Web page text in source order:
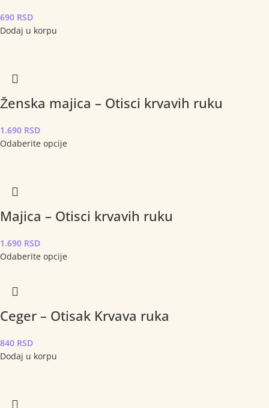
690 RSD
Dodaj u korpu
Ženska majica – Otisci krvavih ruku
1.690 RSD
Odaberite opcije
Majica – Otisci krvavih ruku
1.690 RSD
Odaberite opcije
Ceger – Otisak Krvava ruka
840 RSD
Dodaj u korpu